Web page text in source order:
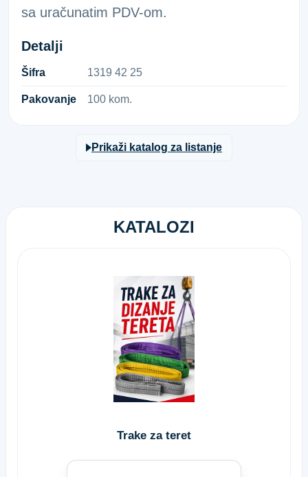
sa uračunatim PDV-om.
Detalji
Šifra 1​3​1​9​ ​4​2​ ​2​5​
Pakovanje 100 kom.
Prikaži katalog za listanje
KATALOZI
Trake za teret